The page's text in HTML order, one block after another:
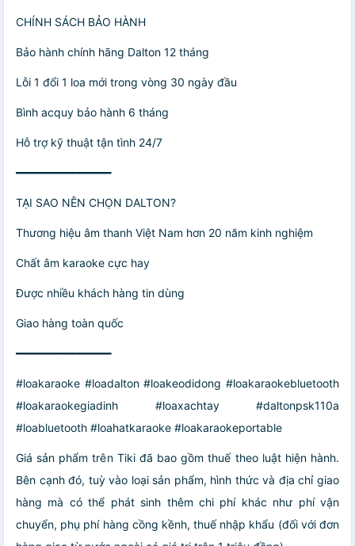
CHÍNH SÁCH BẢO HÀNH
Bảo hành chính hãng Dalton 12 tháng
Lỗi 1 đổi 1 loa mới trong vòng 30 ngày đầu
Bình acquy bảo hành 6 tháng
Hỗ trợ kỹ thuật tận tình 24/7
━━━━━━━━━━━━━━━
TẠI SAO NÊN CHỌN DALTON?
Thương hiệu âm thanh Việt Nam hơn 20 năm kinh nghiệm
Chất âm karaoke cực hay
Được nhiều khách hàng tin dùng
Giao hàng toàn quốc
━━━━━━━━━━━━━━━
#loakaraoke #loadalton #loakeodidong #loakaraokebluetooth
#loakaraokegiadinh #loaxachtay #daltonpsk110a
#loabluetooth #loahatkaraoke #loakaraokeportable
Giá sản phẩm trên Tiki đã bao gồm thuế theo luật hiện hành.
Bên cạnh đó, tuỳ vào loại sản phẩm, hình thức và địa chỉ giao
hàng mà có thể phát sinh thêm chi phí khác như phí vận
chuyển, phụ phí hàng cồng kềnh, thuế nhập khẩu (đối với đơn